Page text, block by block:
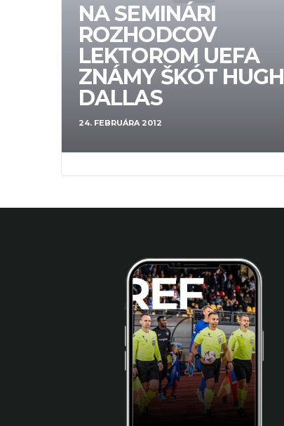
NA SEMINÁRI
ROZHODCOV
LEKTOROM UEFA
ZNÁMY ŠKÓT HUGH
DALLAS
24. FEBRUÁRA 2012